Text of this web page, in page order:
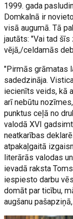
1999. gada
Domkalnā ir
visā augumā. Tā
jautāts: "Vai tad
vējā,/celdamās
"Pirmās grāmatas
sadedzināja.
iecienīts veids, kā
arī nebūtu
punktus ceļā no
valodā XVI
neatkarības
atpakaļgaitā
literārās valodas
ievadā raksta
iespiesto darbu
domāt par ticību,
augšanu